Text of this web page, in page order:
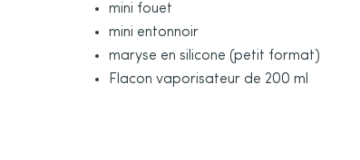
mini fouet
mini entonnoir
maryse en silicone (petit format)
Flacon vaporisateur de 200 ml